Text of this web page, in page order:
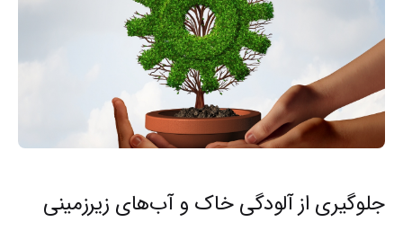
جلوگیری از آلودگی خاک و آب‌های زیرزمینی